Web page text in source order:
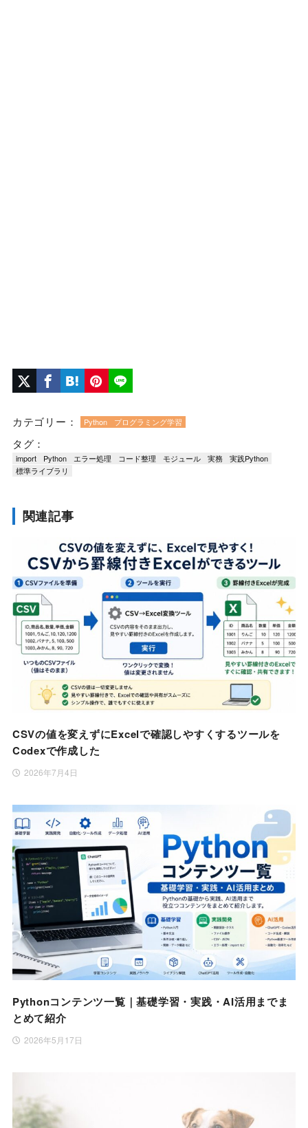
カテゴリー： Python プログラミング学習
タグ：
import Python エラー処理 コード整理 モジュール 実務
実践Python
標準ライブラリ
関連記事
CSVの値を変えずにExcelで確認しやすくするツールを
Codexで作成した
2026年7月4日
Pythonコンテンツ一覧｜基礎学習・実践・AI活用までま
とめて紹介
2026年5月17日